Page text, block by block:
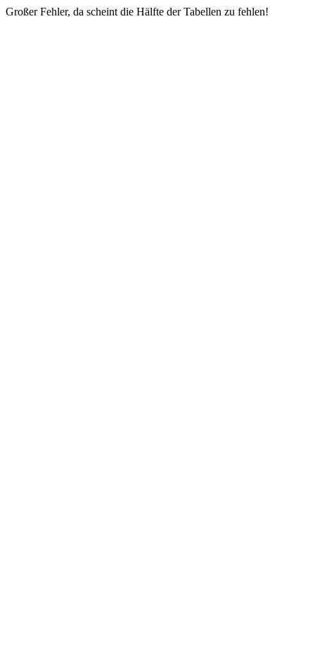
Großer Fehler, da scheint die Hälfte der Tabellen zu fehlen!